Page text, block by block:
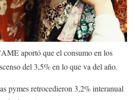
aportó que el consumo en los
del 3,5% en lo que va del año.
pymes retrocedieron 3,2% interanual